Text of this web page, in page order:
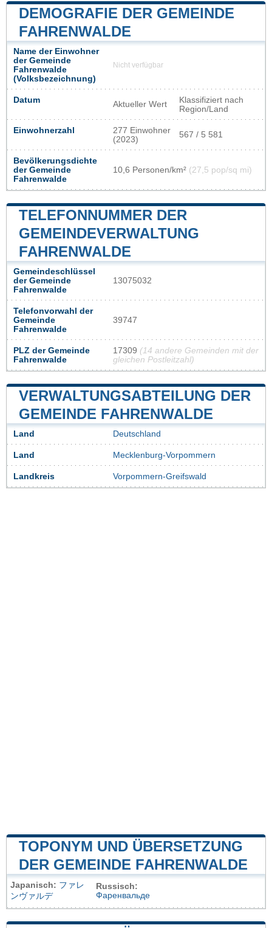
DEMOGRAFIE DER GEMEINDE
FAHRENWALDE
Name der Einwohner
der Gemeinde
Fahrenwalde
(Volksbezeichnung)
Nicht verfügbar
Datum Aktueller Wert
Klassifiziert nach
Region/Land
Einwohnerzahl
277 Einwohner
(2023)
567 / 5 581
Bevölkerungsdichte
der Gemeinde
Fahrenwalde
10,6 Personen/km² (27,5 pop/sq mi)
TELEFONNUMMER DER
GEMEINDEVERWALTUNG
FAHRENWALDE
Gemeindeschlüssel
der Gemeinde
Fahrenwalde
13075032
Telefonvorwahl der
Gemeinde
Fahrenwalde
39747
PLZ der Gemeinde
Fahrenwalde
17309 (14 andere Gemeinden mit der
gleichen Postleitzahl)
VERWALTUNGSABTEILUNG DER
GEMEINDE FAHRENWALDE
Land Deutschland
Land Mecklenburg-Vorpommern
Landkreis Vorpommern-Greifswald
TOPONYM UND ÜBERSETZUNG
DER GEMEINDE FAHRENWALDE
Japanisch: ファレ
ンヴァルデ
Russisch:
Фаренвальде